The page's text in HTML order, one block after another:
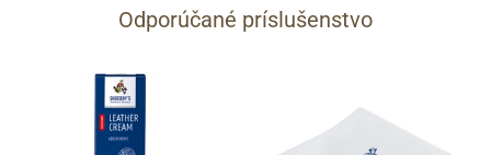
Odporúčané príslušenstvo